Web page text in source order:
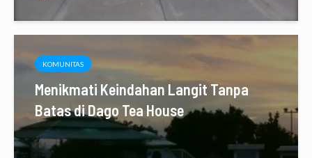
KOMUNITAS
Menikmati Keindahan Langit Tanpa
Batas di Dago Tea House